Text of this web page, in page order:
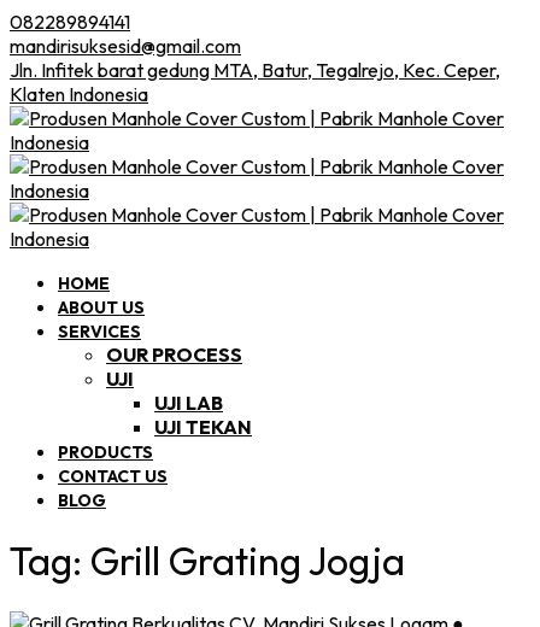
082289894141
mandirisuksesid@gmail.com
Jln. Infitek barat gedung MTA, Batur, Tegalrejo, Kec. Ceper,
Klaten Indonesia
HOME
ABOUT US
SERVICES
OUR PROCESS
UJI
UJI LAB
UJI TEKAN
PRODUCTS
CONTACT US
BLOG
Tag: Grill Grating Jogja